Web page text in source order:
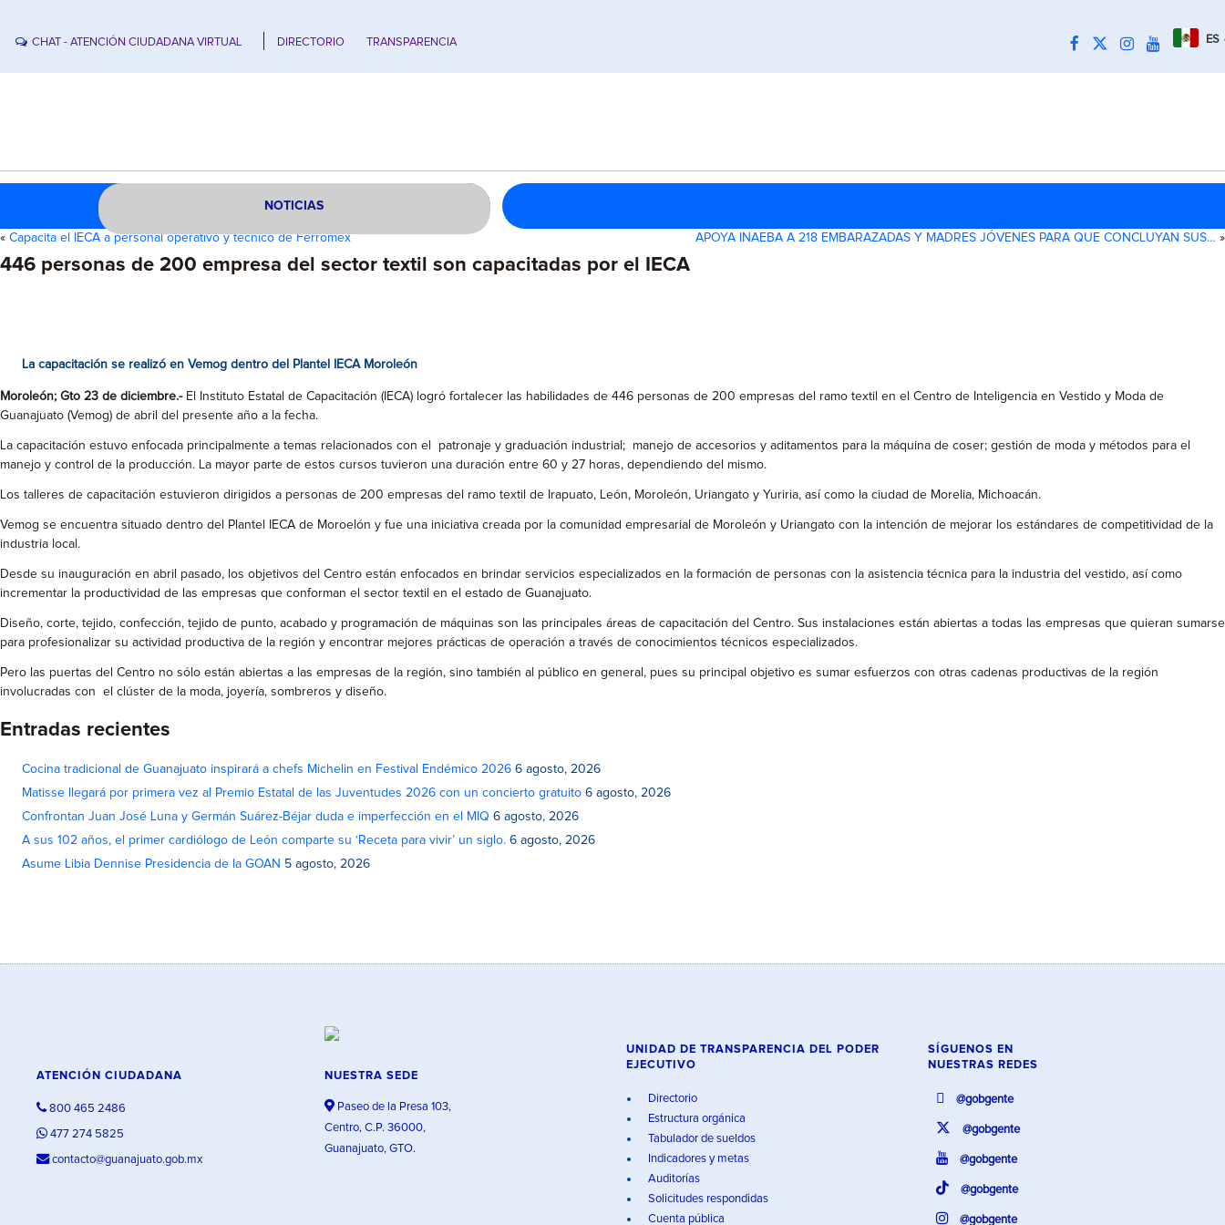
CHAT - ATENCIÓN CIUDADANA VIRTUAL DIRECTORIO TRANSPARENCIA ES
NOTICIAS
« Capacita el IECA a personal operativo y técnico de Ferromex APOYA INAEBA A 218 EMBARAZADAS Y MADRES JÓVENES PARA QUE CONCLUYAN SUS… »
446 personas de 200 empresa del sector textil son capacitadas por el IECA
La capacitación se realizó en Vemog dentro del Plantel IECA Moroleón
Moroleón; Gto 23 de diciembre.- El Instituto Estatal de Capacitación (IECA) logró fortalecer las habilidades de 446 personas de 200 empresas del ramo textil en el Centro de Inteligencia en Vestido y Moda de
Guanajuato (Vemog) de abril del presente año a la fecha.
La capacitación estuvo enfocada principalmente a temas relacionados con el patronaje y graduación industrial; manejo de accesorios y aditamentos para la máquina de coser; gestión de moda y métodos para el
manejo y control de la producción. La mayor parte de estos cursos tuvieron una duración entre 60 y 27 horas, dependiendo del mismo.
Los talleres de capacitación estuvieron dirigidos a personas de 200 empresas del ramo textil de Irapuato, León, Moroleón, Uriangato y Yuriria, así como la ciudad de Morelia, Michoacán.
Vemog se encuentra situado dentro del Plantel IECA de Moroelón y fue una iniciativa creada por la comunidad empresarial de Moroleón y Uriangato con la intención de mejorar los estándares de competitividad de la
industria local.
Desde su inauguración en abril pasado, los objetivos del Centro están enfocados en brindar servicios especializados en la formación de personas con la asistencia técnica para la industria del vestido, así como
incrementar la productividad de las empresas que conforman el sector textil en el estado de Guanajuato.
Diseño, corte, tejido, confección, tejido de punto, acabado y programación de máquinas son las principales áreas de capacitación del Centro. Sus instalaciones están abiertas a todas las empresas que quieran sumarse
para profesionalizar su actividad productiva de la región y encontrar mejores prácticas de operación a través de conocimientos técnicos especializados.
Pero las puertas del Centro no sólo están abiertas a las empresas de la región, sino también al público en general, pues su principal objetivo es sumar esfuerzos con otras cadenas productivas de la región
involucradas con el clúster de la moda, joyería, sombreros y diseño.
Entradas recientes
Cocina tradicional de Guanajuato inspirará a chefs Michelin en Festival Endémico 2026 6 agosto, 2026
Matisse llegará por primera vez al Premio Estatal de las Juventudes 2026 con un concierto gratuito 6 agosto, 2026
Confrontan Juan José Luna y Germán Suárez-Béjar duda e imperfección en el MIQ 6 agosto, 2026
A sus 102 años, el primer cardiólogo de León comparte su ‘Receta para vivir’ un siglo. 6 agosto, 2026
Asume Libia Dennise Presidencia de la GOAN 5 agosto, 2026
ATENCIÓN CIUDADANA
800 465 2486
477 274 5825
contacto@guanajuato.gob.mx
NUESTRA SEDE
Paseo de la Presa 103,
Centro, C.P. 36000,
Guanajuato, GTO.
UNIDAD DE TRANSPARENCIA DEL PODER
EJECUTIVO
Directorio
Estructura orgánica
Tabulador de sueldos
Indicadores y metas
Auditorías
Solicitudes respondidas
Cuenta pública
SÍGUENOS EN
NUESTRAS REDES
@gobgente
@gobgente
@gobgente
@gobgente
@gobgente